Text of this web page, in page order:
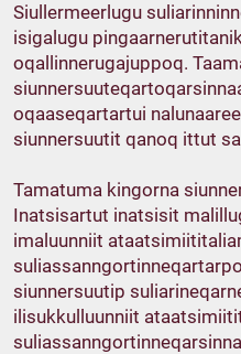
Siullermeerlugu
isigalugu
oqallinnerugajuppoq.
oqaaseqartartui
siunnersuutit qanoq ittut
Tamatuma kingorna
Inatsisartut inatsisit
imaluunniit
siunnersuutip
ilisukkulluunniit